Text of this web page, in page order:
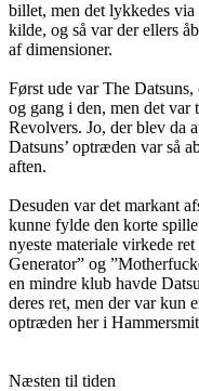
billet, men det lykkedes
kilde, og så var der ellers
af dimensioner.
Først ude var The
og gang i den, men det var
Revolvers. Jo, der blev da
Datsuns’ optræden var så
aften.
Desuden var det markant
kunne fylde den korte
nyeste materiale virkede
Generator” og
en mindre klub havde
deres ret, men der var kun
optræden her i
Næsten til tiden